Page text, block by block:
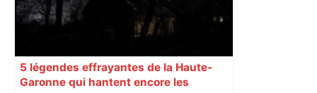
5 légendes effrayantes de la Haute-
Garonne qui hantent encore les